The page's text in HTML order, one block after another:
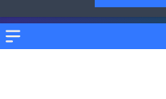
Menu